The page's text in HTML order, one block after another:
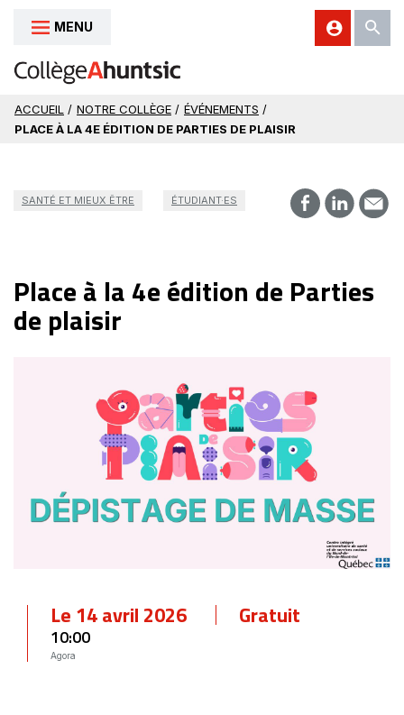
Aller au contenu
MENU
ACCUEIL / NOTRE COLLÈGE / ÉVÉNEMENTS /
PLACE À LA 4E ÉDITION DE PARTIES DE PLAISIR
SANTÉ ET MIEUX ÊTRE ÉTUDIANT·ES
Place à la 4e édition de Parties
de plaisir
Le 14 avril 2026
10:00
Agora
Gratuit